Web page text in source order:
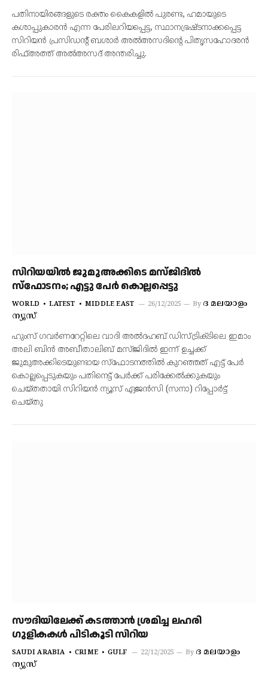
പതിനായിരങ്ങളുടെ രക്തം കൈകളില്‍ പുരണ്ട, ഹമായുടെ
കശാപ്പുകാരന്‍ എന്ന പേരിലറിയപ്പെട്ട, സ്ഥാനഭ്രഷ്ടനാക്കപ്പെട്ട
സിറിയന്‍ പ്രസിഡന്റ് ബശാര്‍ അല്‍അസദിന്റെ പിതൃസഹോദരന്‍
രിഫ്അത്ത് അല്‍അസദ് അന്തരിച്ചു.
സിറിയയില്‍ ജുമുഅക്കിടെ മസ്ജിദില്‍
സ്‌ഫോടനം; എട്ടു പേര്‍ കൊല്ലപ്പെട്ടു
WORLD LATEST MIDDLE EAST 26/12/2025 By ദ മലയാളം
ന്യൂസ്
ഹുംസ് ഗവര്‍ണറേറ്റിലെ വാദി അല്‍ദഹബ് ഡിസ്ട്രിക്ടിലെ ഇമാം
അലി ബിന്‍ അബീതാലിബ് മസ്ജിദില്‍ ഇന്ന് ഉച്ചക്ക്
ജുമുഅക്കിടെയുണ്ടായ സ്‌ഫോടനത്തില്‍ കുറഞ്ഞത് എട്ട് പേര്‍
കൊല്ലപ്പെടുകയും പതിനെട്ട് പേര്‍ക്ക് പരിക്കേല്‍ക്കുകയും
ചെയ്തതായി സിറിയന്‍ ന്യൂസ് ഏജന്‍സി (സനാ) റിപ്പോര്‍ട്ട്
ചെയ്തു
സൗദിയിലേക്ക് കടത്താൻ ശ്രമിച്ച ലഹരി
ഗുളികകൾ പിടികൂടി സിറിയ
SAUDI ARABIA CRIME GULF 22/12/2025 By ദ മലയാളം
ന്യൂസ്